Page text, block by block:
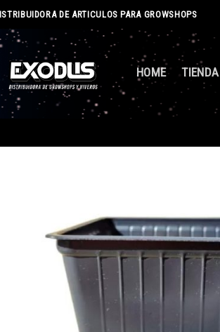
DE ARTICULOS PARA GROWSHOPS
HOME TIENDA